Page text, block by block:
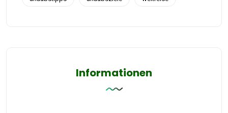
Informationen